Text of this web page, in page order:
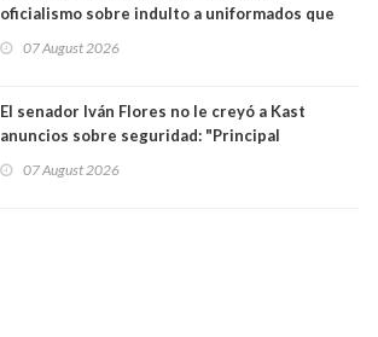
oficialismo sobre indulto a uniformados que
07 August 2026
El senador Iván Flores no le creyó a Kast
anuncios sobre seguridad: "Principal
perseguir ruta del dinero y levantar secreto
07 August 2026